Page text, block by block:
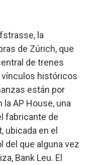
la
de Zúrich, que
de trenes
vínculos históricos
están por
AP House, una
fabricante de
ubicada en el
del que alguna vez
Bank Leu. El